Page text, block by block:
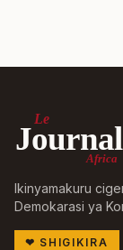
Le
Africa
Ikinyamakuru
Demokarasi ya
❤ SHIGIKIRA